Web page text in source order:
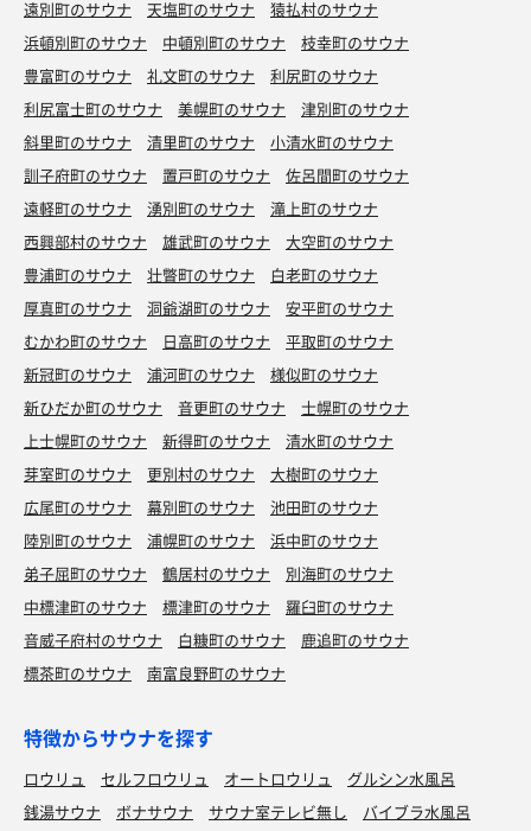
遠別町のサウナ
天塩町のサウナ
猿払村のサウナ
浜頓別町のサウナ
中頓別町のサウナ
枝幸町のサウナ
豊富町のサウナ
礼文町のサウナ
利尻町のサウナ
利尻富士町のサウナ
美幌町のサウナ
津別町のサウナ
斜里町のサウナ
清里町のサウナ
小清水町のサウナ
訓子府町のサウナ
置戸町のサウナ
佐呂間町のサウナ
遠軽町のサウナ
湧別町のサウナ
滝上町のサウナ
西興部村のサウナ
雄武町のサウナ
大空町のサウナ
豊浦町のサウナ
壮瞥町のサウナ
白老町のサウナ
厚真町のサウナ
洞爺湖町のサウナ
安平町のサウナ
むかわ町のサウナ
日高町のサウナ
平取町のサウナ
新冠町のサウナ
浦河町のサウナ
様似町のサウナ
新ひだか町のサウナ
音更町のサウナ
士幌町のサウナ
上士幌町のサウナ
新得町のサウナ
清水町のサウナ
芽室町のサウナ
更別村のサウナ
大樹町のサウナ
広尾町のサウナ
幕別町のサウナ
池田町のサウナ
陸別町のサウナ
浦幌町のサウナ
浜中町のサウナ
弟子屈町のサウナ
鶴居村のサウナ
別海町のサウナ
中標津町のサウナ
標津町のサウナ
羅臼町のサウナ
音威子府村のサウナ
白糠町のサウナ
鹿追町のサウナ
標茶町のサウナ
南富良野町のサウナ
特徴からサウナを探す
ロウリュ セルフロウリュ オートロウリュ
グルシン水風呂
銭湯サウナ
ボナサウナ サウナ室テレビ無し
バイブラ水風呂